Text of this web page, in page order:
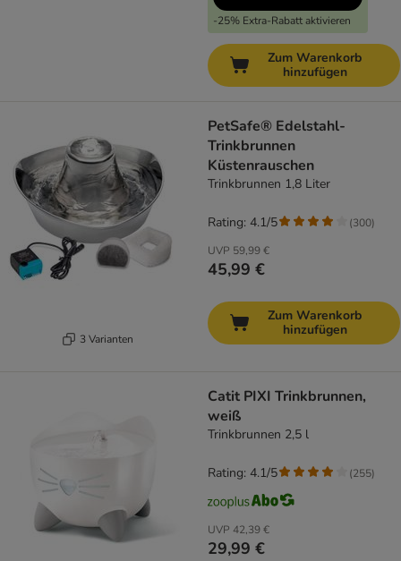
-25% Extra-Rabatt aktivieren
Zum Warenkorb
hinzufügen
3 Varianten
PetSafe® Edelstahl-
Trinkbrunnen
Küstenrauschen
Trinkbrunnen 1,8 Liter
UVP 59,99 €
45,99 €
Rating: 4.1/5 (300)
Zum Warenkorb
hinzufügen
Catit PIXI Trinkbrunnen,
weiß
Trinkbrunnen 2,5 l
UVP 42,39 €
29,99 €
Rating: 4.1/5 (255)